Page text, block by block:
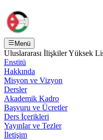
Menü
Uluslararası İlişkiler Yüksek
Enstitü
Hakkında
Misyon ve Vizyon
Dersler
Akademik Kadro
Başvuru ve Ücretler
Ders İçerikleri
Yayınlar ve Tezler
İletişim